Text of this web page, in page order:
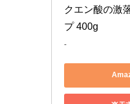
クエン酸の激
プ 400g
-